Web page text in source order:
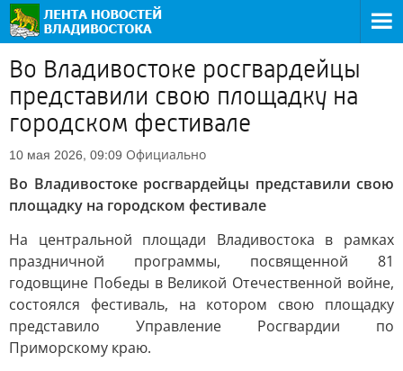
Во Владивостоке росгвардейцы
представили свою площадку на
городском фестивале
10 мая 2026, 09:09 Официально
Во Владивостоке росгвардейцы представили свою
площадку на городском фестивале
На центральной площади Владивостока в рамках
праздничной программы, посвященной 81
годовщине Победы в Великой Отечественной войне,
состоялся фестиваль, на котором свою площадку
представило Управление Росгвардии по
Приморскому краю.